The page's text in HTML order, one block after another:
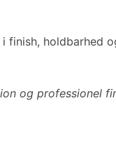
finish, holdbarhed
og professionel